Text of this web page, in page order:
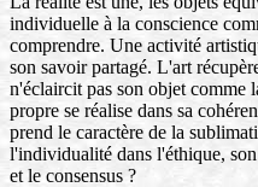
individuelle à la conscience
comprendre. Une activité
son savoir partagé. L'art
n'éclaircit pas son objet comme
propre se réalise dans sa
prend le caractère de la
l'individualité dans l'éthique,
et le consensus ?